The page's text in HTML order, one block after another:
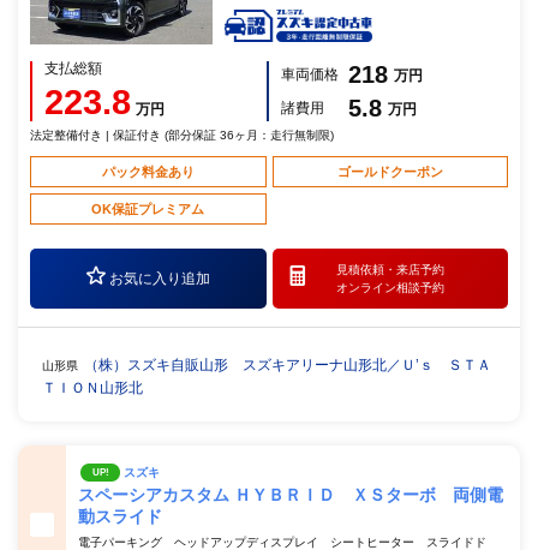
支払総額
223.8 万円
車両価格 218 万円
諸費用
5.8 万円
法定整備付き | 保証付き (部分保証 36ヶ月：走行無制限)
パック料金あり ゴールドクーポン
OK保証プレミアム
お気に入り追加
見積依頼・ 来店予約
オンライン相談予約
山形県
（株）スズキ自販山形 スズキアリーナ山形北／Ｕ’ｓ ＳＴＡ
ＴＩＯＮ山形北
UP! スズキ
スペーシアカスタム ＨＹＢＲＩＤ ＸＳターボ 両側電
動スライド
電子パーキング ヘッドアップディスプレイ シートヒーター スライドド